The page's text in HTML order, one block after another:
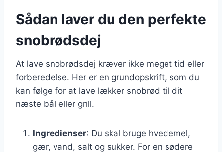
Sådan laver du den perfekte
snobrødsdej
At lave snobrødsdej kræver ikke meget tid eller
forberedelse. Her er en grundopskrift, som du
kan følge for at lave lækker snobrød til dit
næste bål eller grill.
Ingredienser: Du skal bruge hvedemel,
gær, vand, salt og sukker. For en sødere